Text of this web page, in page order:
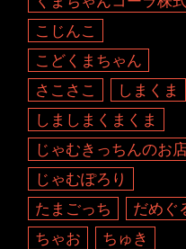
こじんこ
こどくまちゃん
さこさこ
しまくま
しましまくまくま
じゃむきっちんのお
じゃむぽろり
たまごっち
だめぐ
ちゃお
ちゅき